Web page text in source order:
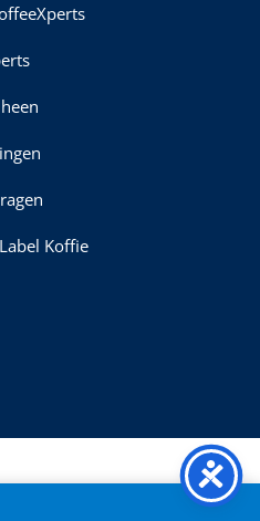
Koffie